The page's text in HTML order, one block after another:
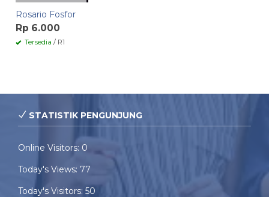
Rosario Fosfor
Rp 6.000
Tersedia / R1
STATISTIK PENGUNJUNG
Online Visitors: 0
Today's Views: 77
Today's Visitors: 50